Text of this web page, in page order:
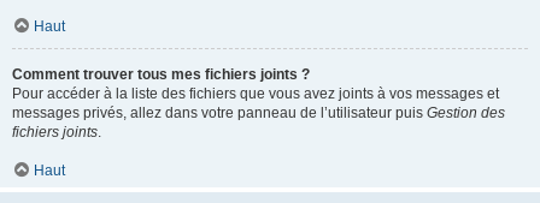
Haut
Comment trouver tous mes fichiers joints ?
Pour accéder à la liste des fichiers que vous avez joints à vos messages et
messages privés, allez dans votre panneau de l’utilisateur puis Gestion des
fichiers joints.
Haut